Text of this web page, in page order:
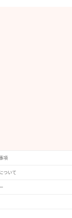
項
ついて